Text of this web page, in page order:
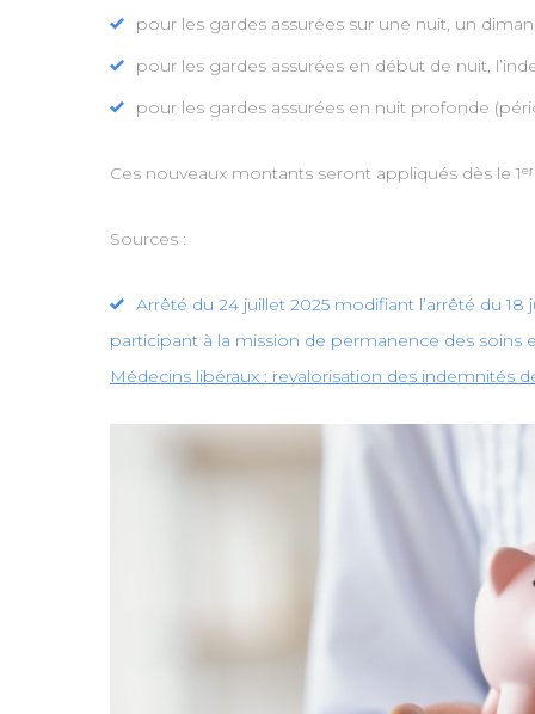
pour les gardes assurées sur une nuit, un
pour les gardes assurées en début de nuit,
pour les gardes assurées en nuit profonde
Ces nouveaux montants seront appliqués dès le
Sources :
Arrêté du 24 juillet 2025 modifiant l’arrêté du
participant à la mission de permanence des soins
Médecins libéraux : revalorisation des indemnités